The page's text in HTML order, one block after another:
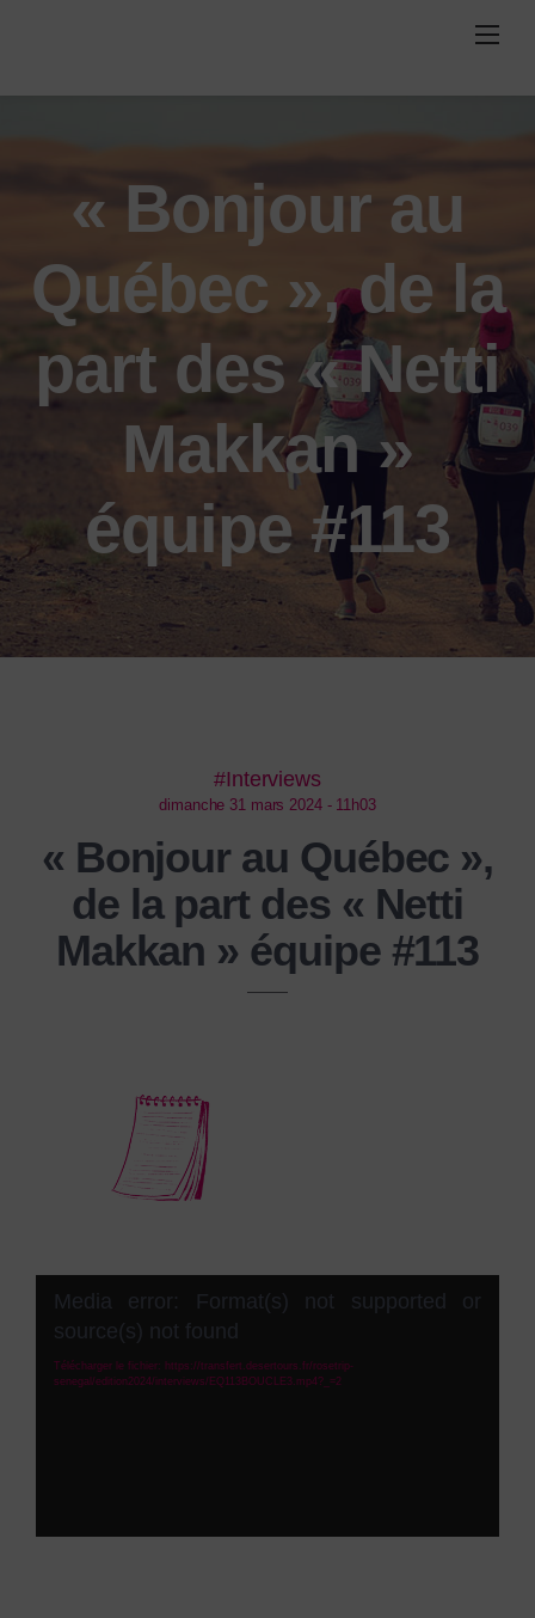
« Bonjour au
Québec », de la
part des « Netti
Makkan »
équipe #113
#Interviews
dimanche 31 mars 2024 - 11h03
« Bonjour au Québec »,
de la part des « Netti
Makkan » équipe #113
vidéoMedia error: Format(s) not supported or
source(s) not found
Télécharger le fichier: https://transfert.desertours.fr/rosetrip-
senegal/edition2024/interviews/EQ113BOUCLE3.mp4?_=2